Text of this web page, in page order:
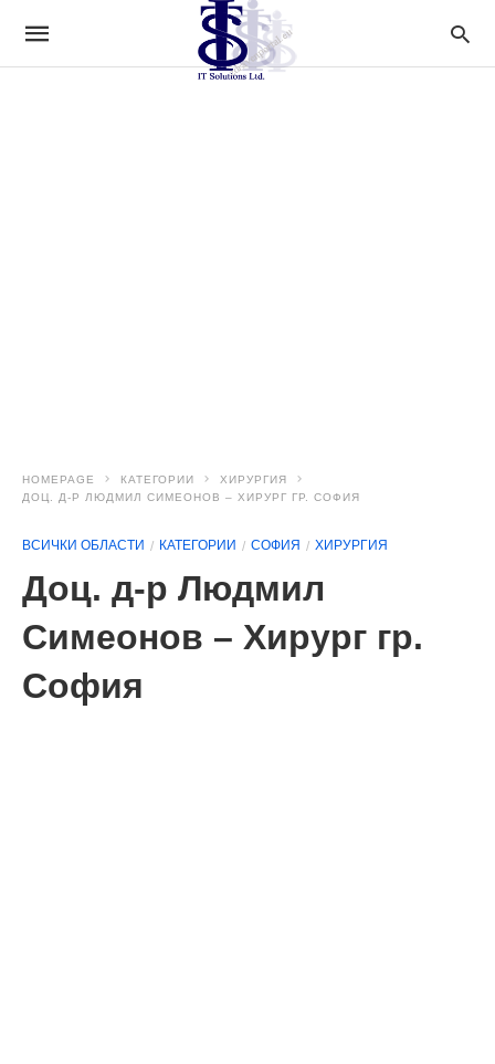
HOMEPAGE КАТЕГОРИИ
ХИРУРГИЯ
ДОЦ. Д-Р ЛЮДМИЛ СИМЕОНОВ – ХИРУРГ ГР. СОФИЯ
ВСИЧКИ ОБЛАСТИ КАТЕГОРИИ СОФИЯ ХИРУРГИЯ
Доц. д-р Людмил
Симеонов – Хирург гр.
София